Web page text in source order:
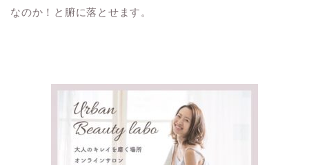
なのか！と腑に落とせます。